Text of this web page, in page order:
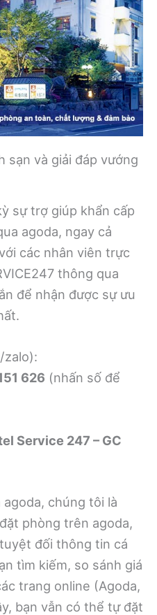
sạn và giải đáp vướng
sự trợ giúp khẩn cấp
agoda, ngay cả
các nhân viên trực
thông qua
để nhận được sự ưu
zalo):
626 (nhấn số để
Service 247 – GC
chúng tôi là
phòng trên agoda,
đối thông tin cá
tìm kiếm, so sánh giá
trang online (Agoda,
bạn vẫn có thể tự đặt